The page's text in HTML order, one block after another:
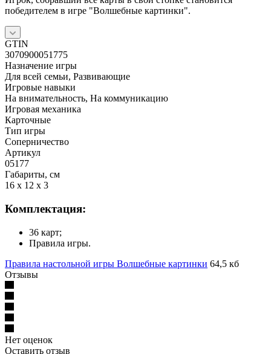
победителем в игре "Волшебные картинки".
GTIN
3070900051775
Назначение игры
Для всей семьи, Развивающие
Игровые навыки
На внимательность, На коммуникацию
Игровая механика
Карточные
Тип игры
Соперничество
Артикул
05177
Габариты, см
16 x 12 x 3
Комплектация:
36 карт;
Правила игры.
Правила настольной игры Волшебные картинки 64,5 кб
Отзывы
Нет оценок
Оставить отзыв